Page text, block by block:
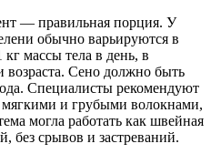
— правильная порция. У
обычно варьируются в
массы тела в день, в
возраста. Сено должно быть
Специалисты рекомендуют
и грубыми волокнами,
могла работать как швейная
без срывов и застреваний.